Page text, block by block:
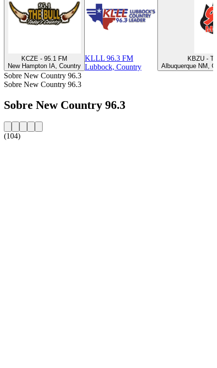
KCZE - 95.1 FM
New Hampton IA, Country
KLLL 96.3 FM
Lubbock, Country
KBZU -
Albuquerque NM,
Sobre New Country 96.3
Sobre New Country 96.3
Sobre New Country 96.3
(104)